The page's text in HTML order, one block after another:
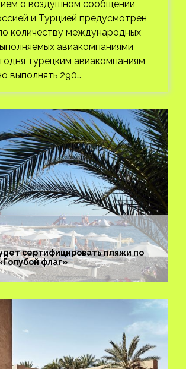
о воздушном сообщении
и Турцией предусмотрен
количеству международных
авиакомпаниями
турецким авиакомпаниям
выполнять 290…
сертифицировать пляжи по
флаг»